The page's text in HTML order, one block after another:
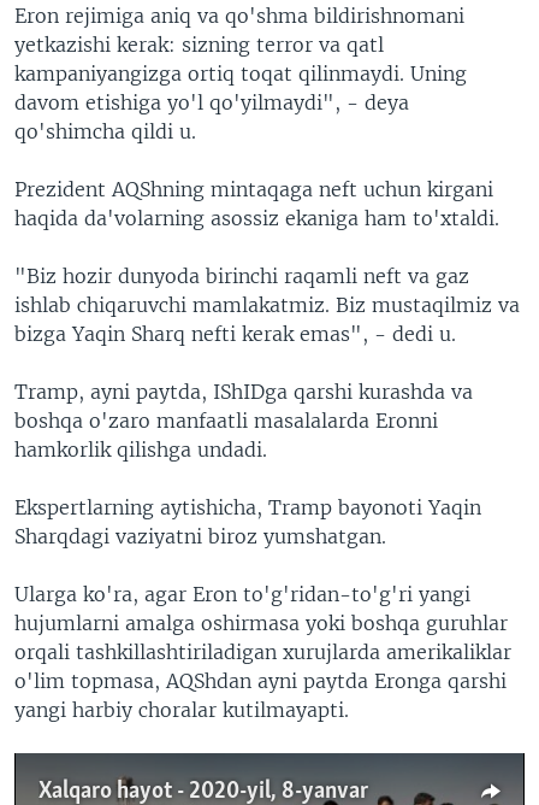
Eron rejimiga aniq va qo'shma bildirishnomani
yetkazishi kerak: sizning terror va qatl
kampaniyangizga ortiq toqat qilinmaydi. Uning
davom etishiga yo'l qo'yilmaydi", - deya
qo'shimcha qildi u.
Prezident AQShning mintaqaga neft uchun kirgani
haqida da'volarning asossiz ekaniga ham to'xtaldi.
"Biz hozir dunyoda birinchi raqamli neft va gaz
ishlab chiqaruvchi mamlakatmiz. Biz mustaqilmiz va
bizga Yaqin Sharq nefti kerak emas", - dedi u.
Tramp, ayni paytda, IShIDga qarshi kurashda va
boshqa o'zaro manfaatli masalalarda Eronni
hamkorlik qilishga undadi.
Ekspertlarning aytishicha, Tramp bayonoti Yaqin
Sharqdagi vaziyatni biroz yumshatgan.
Ularga ko'ra, agar Eron to'g'ridan-to'g'ri yangi
hujumlarni amalga oshirmasa yoki boshqa guruhlar
orqali tashkillashtiriladigan xurujlarda amerikaliklar
o'lim topmasa, AQShdan ayni paytda Eronga qarshi
yangi harbiy choralar kutilmayapti.
Xalqaro hayot - 2020-yil, 8-yanvar